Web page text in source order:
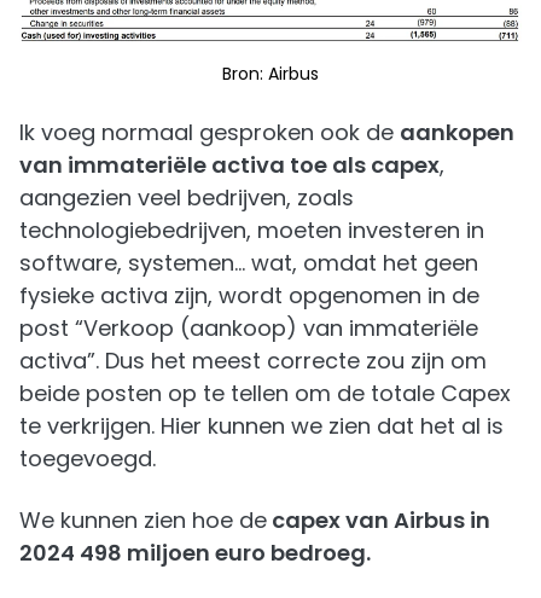
Bron: Airbus
Ik voeg normaal gesproken ook de aankopen
van immateriële activa toe als capex,
aangezien veel bedrijven, zoals
technologiebedrijven, moeten investeren in
software, systemen… wat, omdat het geen
fysieke activa zijn, wordt opgenomen in de
post “Verkoop (aankoop) van immateriële
activa”. Dus het meest correcte zou zijn om
beide posten op te tellen om de totale Capex
te verkrijgen. Hier kunnen we zien dat het al is
toegevoegd.
We kunnen zien hoe de capex van Airbus in
2024 498 miljoen euro bedroeg.